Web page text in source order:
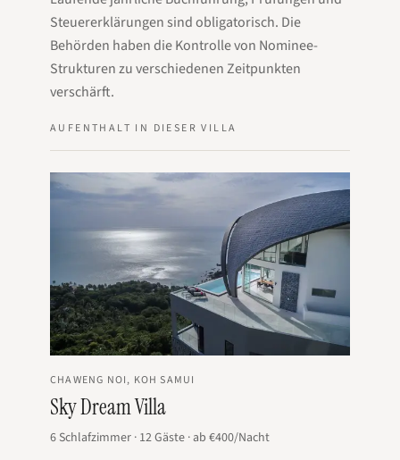
Steuererklärungen sind obligatorisch. Die
Behörden haben die Kontrolle von Nominee-
Strukturen zu verschiedenen Zeitpunkten
verschärft.
AUFENTHALT IN DIESER VILLA
CHAWENG NOI, KOH SAMUI
Sky Dream Villa
6 Schlafzimmer · 12Gäste ·ab €400/Nacht